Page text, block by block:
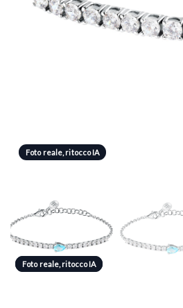
Foto reale, ritocco IA
Foto reale, ritocco IA
Foto reale, ritocco IA